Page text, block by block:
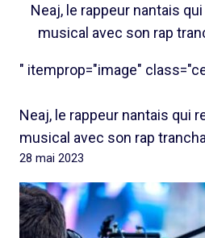
Neaj, le rappeur nantais
musical avec son rap
" itemprop="image"
Neaj, le rappeur nantais qui
musical avec son rap
28 mai 2023